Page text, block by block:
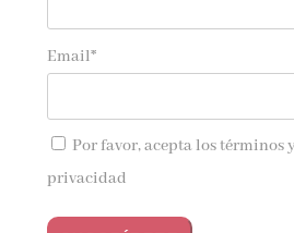
Email*
Por favor, acepta lostérminos
privacidad